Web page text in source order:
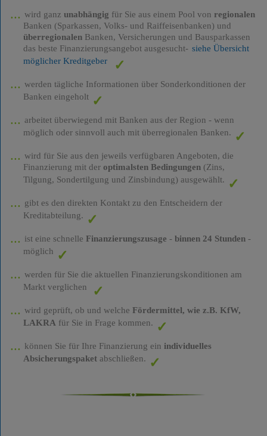
wird ganz unabhängig für Sie aus einem Pool von regionalen
Banken (Sparkassen, Volks- und Raiffeisenbanken) und
überregionalenBanken, Versicherungen und Bausparkassen
das beste Finanzierungsangebot ausgesucht- siehe Übersicht
möglicher Kreditgeber
werden tägliche Informationen über Sonderkonditionen der
Banken eingeholt
arbeitet überwiegend mit Banken aus der Region - wenn
möglich oder sinnvoll auch mit überregionalen Banken.
wird für Sie aus den jeweils verfügbaren Angeboten, die
Finanzierung mit der optimalsten Bedingungen(Zins,
Tilgung, Sondertilgung und Zinsbindung) ausgewählt.
gibt es den direkten Kontakt zu den Entscheidern der
Kreditabteilung.
ist eine schnelle Finanzierungszusage - binnen 24 Stunden-
möglich
werden für Sie die aktuellen Finanzierungskonditionen am
Markt verglichen
wird geprüft, ob und welche Fördermittel, wie z.B. KfW,
LAKRA für Sie in Frage kommen.
können Sie für Ihre Finanzierung ein individuelles
Absicherungspaketabschließen.